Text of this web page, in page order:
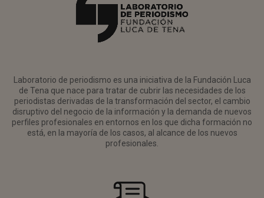
Laboratorio de periodismo es una iniciativa de la Fundación Luca
de Tena que nace para tratar de cubrir las necesidades de los
periodistas derivadas de la transformación del sector, el cambio
disruptivo del negocio de la información y la demanda de nuevos
perfiles profesionales en entornos en los que dicha formación no
está, en la mayoría de los casos, al alcance de los nuevos
profesionales.